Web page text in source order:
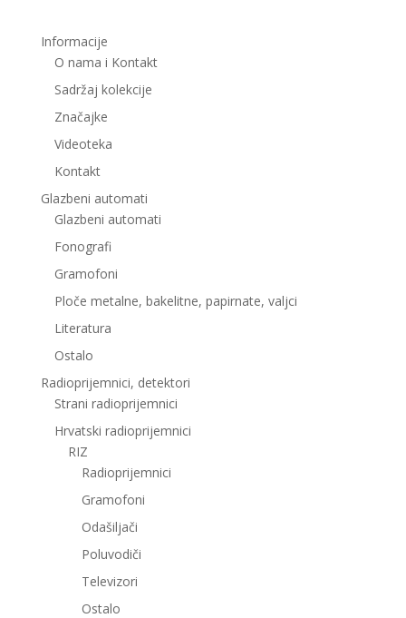
Informacije
O nama i Kontakt
Sadržaj kolekcije
Značajke
Videoteka
Kontakt
Glazbeni automati
Glazbeni automati
Fonografi
Gramofoni
Ploče metalne, bakelitne, papirnate, valjci
Literatura
Ostalo
Radioprijemnici, detektori
Strani radioprijemnici
Hrvatski radioprijemnici
RIZ
Radioprijemnici
Gramofoni
Odašiljači
Poluvodiči
Televizori
Ostalo